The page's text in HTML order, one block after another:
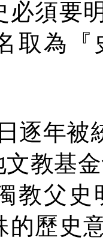
必須要
取為
逐年被
教基
教父
的歷史